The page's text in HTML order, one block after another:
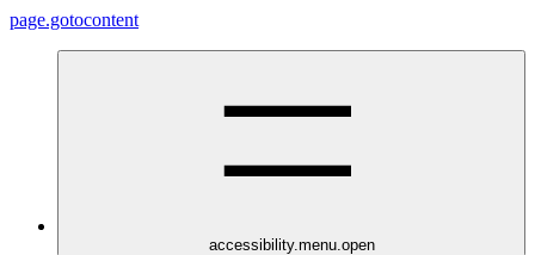
page.gotocontent
accessibility.menu.open